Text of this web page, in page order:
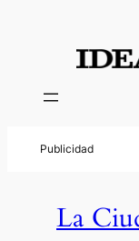
contenido
La